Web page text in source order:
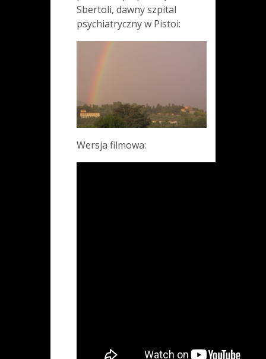
Sbertoli, dawny szpital
psychiatryczny w Pistoi:
Wersja filmowa: